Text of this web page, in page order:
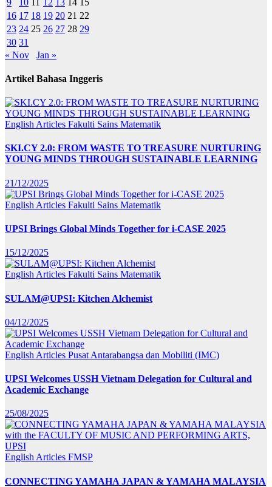
16 17 18 19 20 21 22
23 24 25 26 27 28 29
30 31
« Nov
Jan »
Artikel Bahasa Inggeris
English Articles Fakulti Sains Matematik
SKI.CY 2.0: FROM WASTE TO TREASURE NURTURING
YOUNG MINDS THROUGH SUSTAINABLE LEARNING
21/12/2025
English Articles Fakulti Sains Matematik
UPSI Brings Global Minds Together for i-CASE 2025
15/12/2025
English Articles Fakulti Sains Matematik
SULAM@UPSI: Kitchen Alchemist
04/12/2025
English Articles Pusat Antarabangsa dan Mobiliti (IMC)
UPSI Welcomes USSH Vietnam Delegation for Cultural and
Academic Exchange
25/08/2025
English Articles FMSP
CONNECTING YAMAHA JAPAN & YAMAHA MALAYSIA